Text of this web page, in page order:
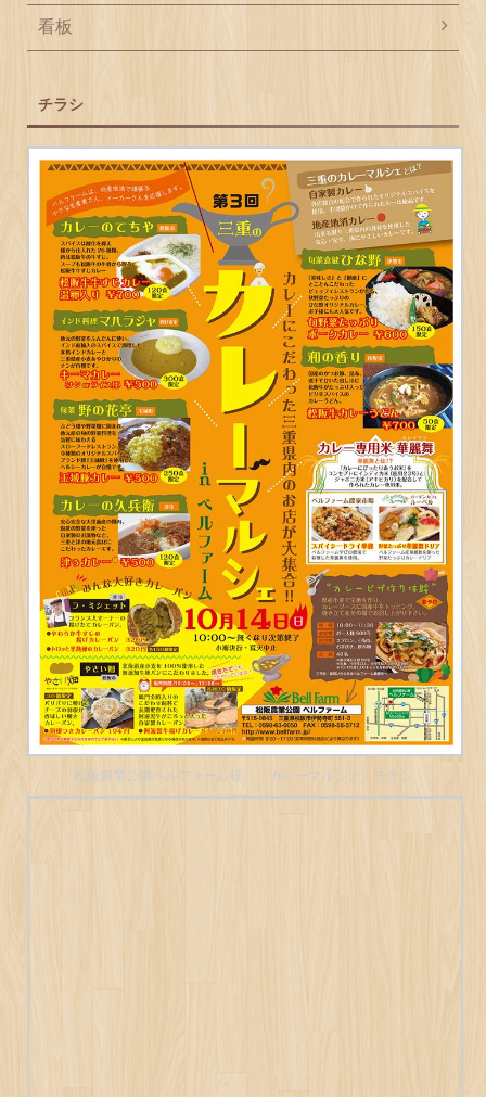
看板
チラシ
松阪農業公園ベルファーム様 「カレーマルシェ」チラシ